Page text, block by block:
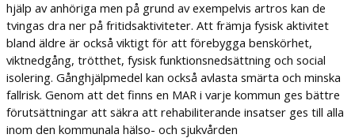
hjälp av anhöriga men på grund av exempelvis artros kan de
tvingas dra ner på fritidsaktiviteter. Att främja fysisk aktivitet
bland äldre är också viktigt för att förebygga benskörhet,
viktnedgång, trötthet, fysisk funktionsnedsättning och social
isolering. Gånghjälpmedel kan också avlasta smärta och minska
fallrisk. Genom att det finns en MAR i varje kommun ges bättre
förutsättningar att säkra att rehabiliterande insatser ges till alla
inom den kommunala hälso- och sjukvården